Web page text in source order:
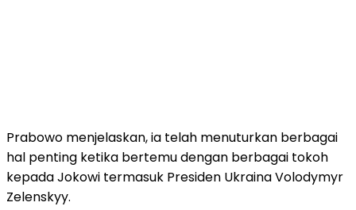
Prabowo menjelaskan, ia telah menuturkan berbagai
hal penting ketika bertemu dengan berbagai tokoh
kepada Jokowi termasuk Presiden Ukraina Volodymyr
Zelenskyy.